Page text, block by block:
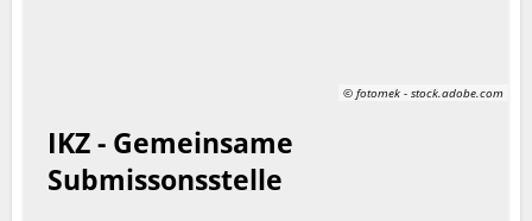
© fotomek - stock.adobe.com
IKZ - Gemeinsame
Submissonsstelle